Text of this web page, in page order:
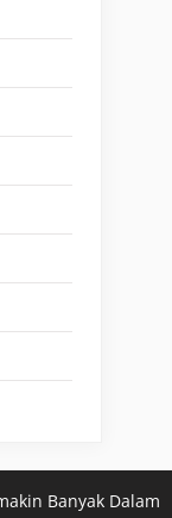
Banyak Dalam